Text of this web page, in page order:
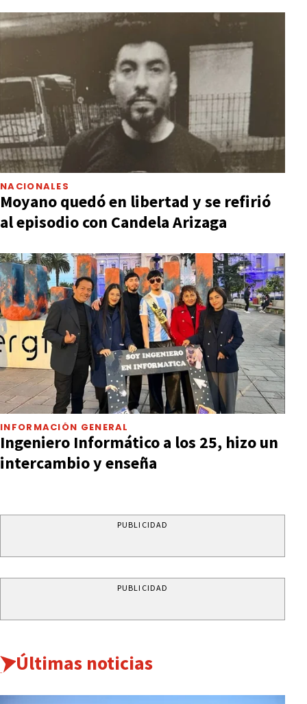
NACIONALES
Moyano quedó en libertad y se refirió
al episodio con Candela Arizaga
INFORMACIÓN GENERAL
Ingeniero Informático a los 25, hizo un
intercambio y enseña
PUBLICIDAD
PUBLICIDAD
Últimas noticias